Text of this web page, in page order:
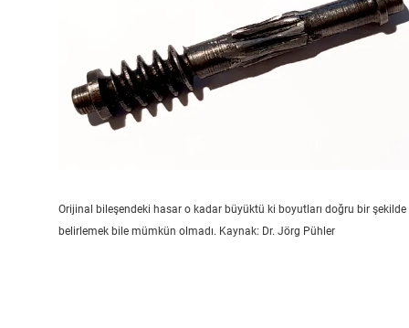
Orijinal bileşendeki hasar o kadar büyüktü ki boyutları doğru bir şekilde
belirlemek bile mümkün olmadı. Kaynak: Dr. Jörg Pühler